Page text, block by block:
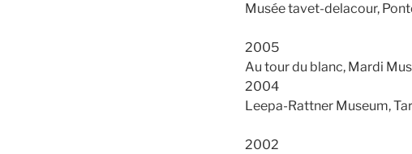
Musée tavet-delacour,
2005
Au tour du blanc, Mardi
2004
Leepa-Rattner Museum,
2002